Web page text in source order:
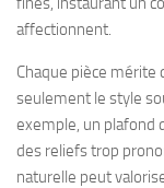
affectionnent.
Chaque pièce mérite
seulement le style
exemple, un plafond
des reliefs trop
naturelle peut